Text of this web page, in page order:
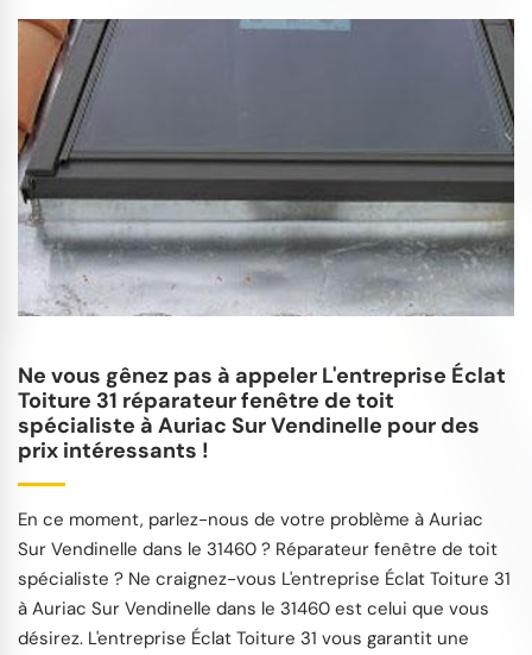
Ne vous gênez pas à appeler L'entreprise Éclat
Toiture 31 réparateur fenêtre de toit
spécialiste à Auriac Sur Vendinelle pour des
prix intéressants !
En ce moment, parlez-nous de votre problème à Auriac
Sur Vendinelle dans le 31460 ? Réparateur fenêtre de toit
spécialiste ? Ne craignez-vous L'entreprise Éclat Toiture 31
à Auriac Sur Vendinelle dans le 31460 est celui que vous
désirez. L'entreprise Éclat Toiture 31 vous garantit une